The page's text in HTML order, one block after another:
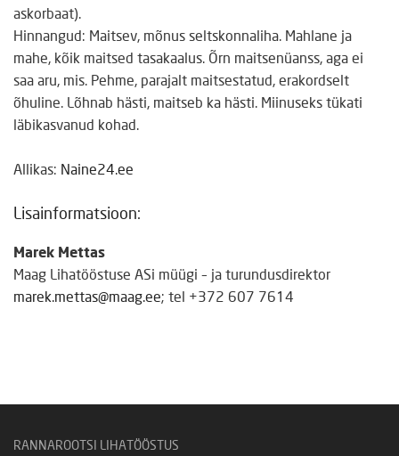
askorbaat).
Hinnangud: Maitsev, mõnus seltskonnaliha. Mahlane ja
mahe, kõik maitsed tasakaalus. Õrn maitsenüanss, aga ei
saa aru, mis. Pehme, parajalt maitsestatud, erakordselt
õhuline. Lõhnab hästi, maitseb ka hästi. Miinuseks tükati
läbikasvanud kohad.
Allikas: Naine24.ee
Lisainformatsioon:
Marek Mettas
Maag Lihatööstuse ASi müügi – ja turundusdirektor
marek.mettas@maag.ee; tel +372 607 7614
RANNAROOTSI LIHATÖÖSTUS